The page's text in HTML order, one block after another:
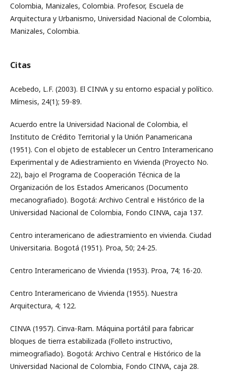
Colombia, Manizales, Colombia. Profesor, Escuela de
Arquitectura y Urbanismo, Universidad Nacional de Colombia,
Manizales, Colombia.
Citas
Acebedo, L.F. (2003). El CINVA y su entorno espacial y político.
Mímesis, 24(1); 59-89.
Acuerdo entre la Universidad Nacional de Colombia, el
Instituto de Crédito Territorial y la Unión Panamericana
(1951). Con el objeto de establecer un Centro Interamericano
Experimental y de Adiestramiento en Vivienda (Proyecto No.
22), bajo el Programa de Cooperación Técnica de la
Organización de los Estados Americanos (Documento
mecanografiado). Bogotá: Archivo Central e Histórico de la
Universidad Nacional de Colombia, Fondo CINVA, caja 137.
Centro interamericano de adiestramiento en vivienda. Ciudad
Universitaria. Bogotá (1951). Proa, 50; 24-25.
Centro Interamericano de Vivienda (1953). Proa, 74; 16-20.
Centro Interamericano de Vivienda (1955). Nuestra
Arquitectura, 4; 122.
CINVA (1957). Cinva-Ram. Máquina portátil para fabricar
bloques de tierra estabilizada (Folleto instructivo,
mimeografiado). Bogotá: Archivo Central e Histórico de la
Universidad Nacional de Colombia, Fondo CINVA, caja 28.